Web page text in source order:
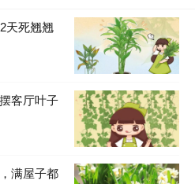
天死翘翘
客厅叶子
满屋子都